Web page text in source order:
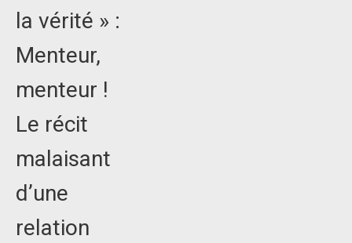
la vérité » :
Menteur,
menteur !
Le récit
malaisant
d’une
relation